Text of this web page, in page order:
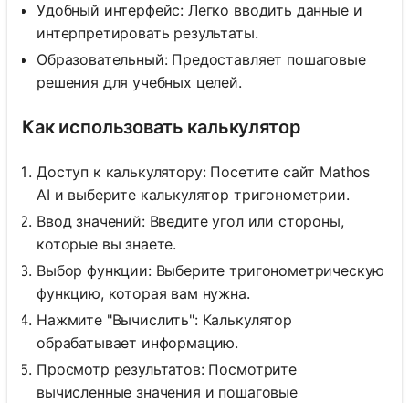
Удобный интерфейс: Легко вводить данные и
интерпретировать результаты.
Образовательный: Предоставляет пошаговые
решения для учебных целей.
Как использовать калькулятор
Доступ к калькулятору: Посетите сайт Mathos
AI и выберите калькулятор тригонометрии.
Ввод значений: Введите угол или стороны,
которые вы знаете.
Выбор функции: Выберите тригонометрическую
функцию, которая вам нужна.
Нажмите "Вычислить": Калькулятор
обрабатывает информацию.
Просмотр результатов: Посмотрите
вычисленные значения и пошаговые